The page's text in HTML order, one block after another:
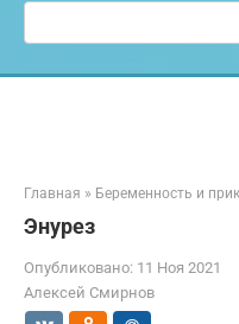
Поиск:
Главная » Беременность и
Энурез
Опубликовано: 11 Ноя 2021
Алексей Смирнов